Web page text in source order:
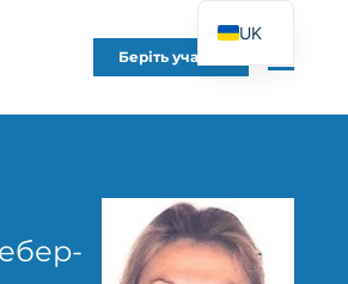
Беріть участь
UK
FR
EN
IT
PT